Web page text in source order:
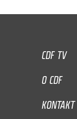
CDF TV
O CDF
KONTAKT